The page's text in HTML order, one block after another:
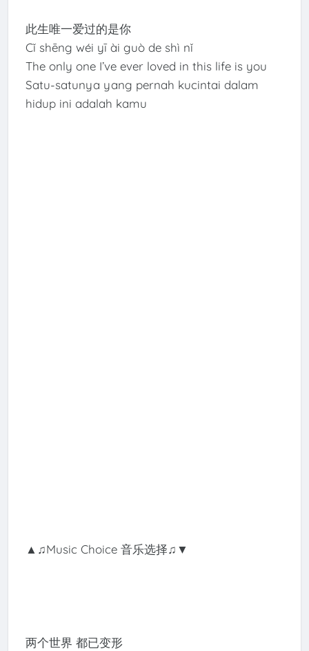
此生唯一爱过的是你
Cǐ shēng wéi yī ài guò de shì nǐ
The only one I’ve ever loved in this life is you
Satu-satunya yang pernah kucintai dalam
hidup ini adalah kamu
▲♫Music Choice 音乐选择♫▼
两个世界 都已变形